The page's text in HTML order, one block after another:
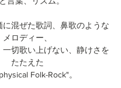
に混ぜた歌詞、鼻歌のような
メロディー、
一切歌い上げない、静けさを
たたえた
Folk-Rock"。